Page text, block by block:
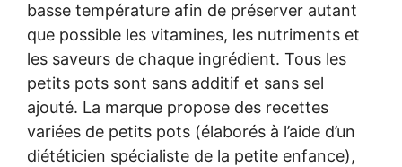
basse température afin de préserver autant
que possible les vitamines, les nutriments et
les saveurs de chaque ingrédient. Tous les
petits pots sont sans additif et sans sel
ajouté. La marque propose des recettes
variées de petits pots (élaborés à l’aide d’un
diététicien spécialiste de la petite enfance),